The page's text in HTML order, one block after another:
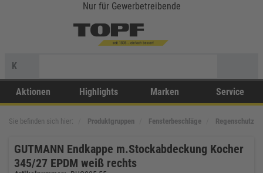
Nur für Gewerbetreibende
K
Aktionen Highlights Marken Service
Sie befinden sich hier: Produktgruppen Fensterbeschläge
GUTMANN Endkappe m.Stockabdeckung Kocher
345/27 EPDM weiß rechts